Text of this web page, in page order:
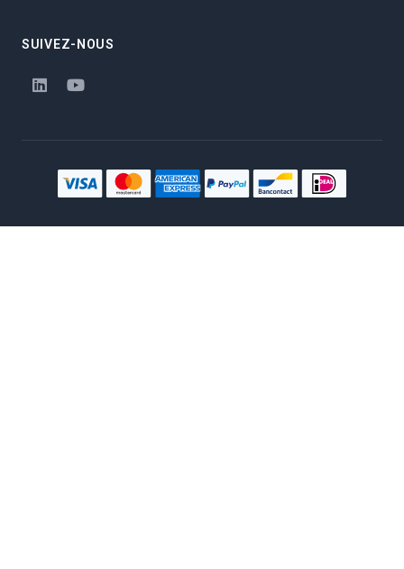
SUIVEZ-NOUS